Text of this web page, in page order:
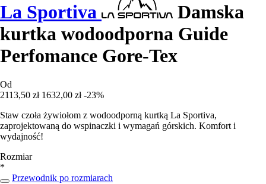
La Sportiva
Damska
kurtka wodoodporna Guide
Perfomance Gore-Tex
Od
2113,50 zł 1632,00 zł -23%
Staw czoła żywiołom z wodoodporną kurtką La Sportiva,
zaprojektowaną do wspinaczki i wymagań górskich. Komfort i
wydajność!
Rozmiar
*
Przewodnik po rozmiarach